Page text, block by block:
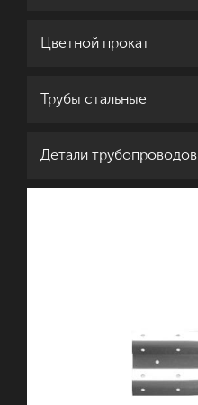
Цветной прокат
Трубы стальные
Детали трубопроводов